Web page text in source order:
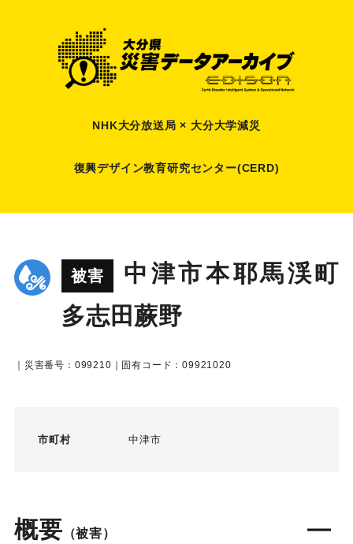
NHK大分放送局 × 大分大学減災
復興デザイン教育研究センター(CERD)
被害
中津市本耶馬渓町
多志田蕨野
｜災害番号：099210｜固有コード：09921020
市町村 中津市
概要 （被害）